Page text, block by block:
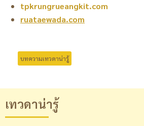
tpkrungrueangkit.com
ruataewada.com
บทความเทวดาน่ารู้
เทวดาน่ารู้